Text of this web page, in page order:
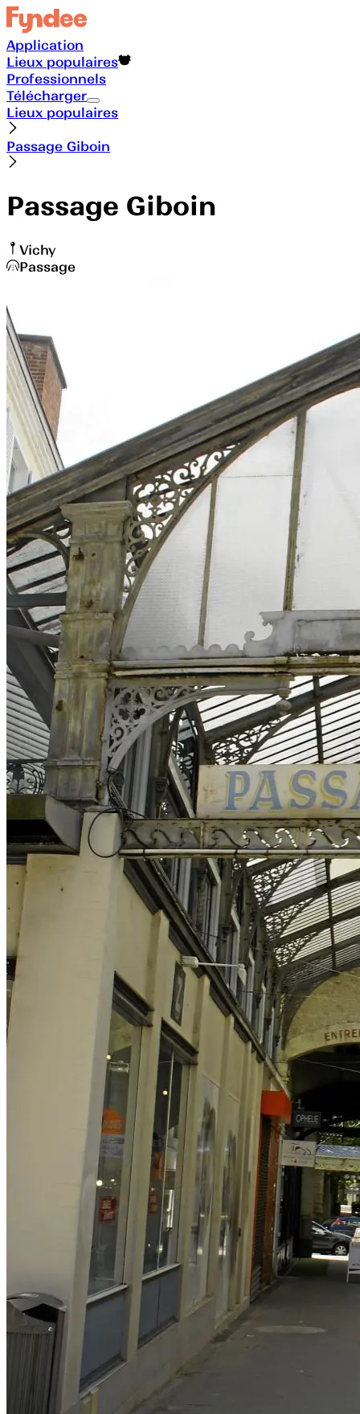
Application
Lieux populaires
Professionnels
Télécharger
Lieux populaires
Passage Giboin
Passage Giboin
Vichy
Passage